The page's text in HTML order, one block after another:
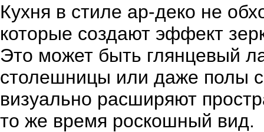
Кухня в стиле ар-деко не
которые создают эффект
Это может быть глянцевый
столешницы или даже полы
визуально расширяют
то же время роскошный вид.